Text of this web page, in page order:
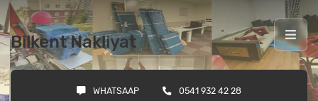
Bilkent Nakliyat
WHATSAAP 0541 932 42 28